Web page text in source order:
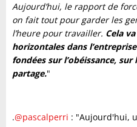
Aujourd’hui, le rapport de
on fait tout pour garder les
l’heure pour travailler. Cela
horizontales dans
fondées sur l’obéissance,
partage."
.@pascalperri : "Aujourd'hui,